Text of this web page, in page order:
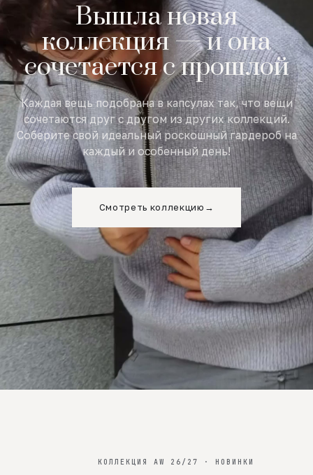
Вышла новая
коллекция — и она
сочетается с прошлой
Каждая вещь подобрана в капсулах так, что вещи
сочетаются друг с другом из других коллекций.
Соберите свой идеальный роскошный гардероб на
каждый и особенный день!
Смотреть коллекцию →
КОЛЛЕКЦИЯ AW 26/27 · НОВИНКИ